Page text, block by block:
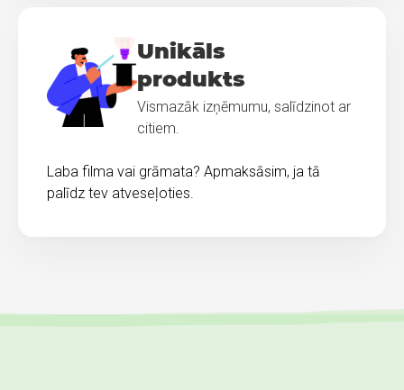
Unikāls
produkts
Vismazāk izņēmumu, salīdzinot ar
citiem.
Laba filma vai grāmata? Apmaksāsim, ja tā
palīdz tev atveseļoties.